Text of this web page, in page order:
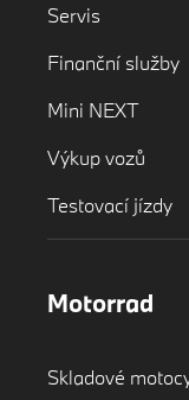
Servis
Finanční služby
Mini NEXT
Výkup vozů
Testovací jízdy
Motorrad
Skladové